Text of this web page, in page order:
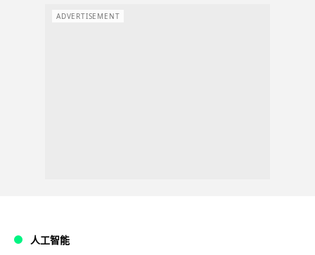
ADVERTISEMENT
人工智能